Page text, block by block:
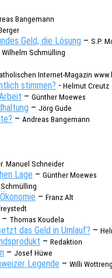
Bangemann
Geld, die Lösung – S.P.
Wilhelm Schmül­l­ing
Inter­net-Maga­zin
stim­men? - Helmut Creutz
– Günther Moewes
– Jörg Gude
– Andre­as Bangemann
Manuel Schneider
Lage – Günther Moewes
– Franz Alt
– Thomas Koude­la
das Geld in Umlauf? –
– Redak­ti­on
– Josef Hüwe
Legen­de – Willi Wottreng